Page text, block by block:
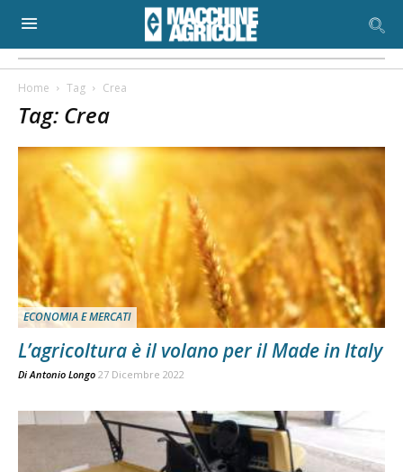
Home Tag Crea
Tag: Crea
ECONOMIA E MERCATI
L’agricoltura è il volano per il Made in Italy
DiAntonio Longo 27 Dicembre 2022